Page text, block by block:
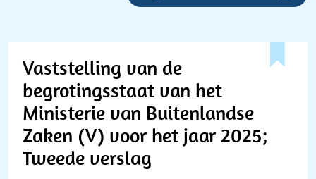
Vaststelling van de
begrotingsstaat van het
Ministerie van Buitenlandse
Zaken (V) voor het jaar 2025;
Tweede verslag